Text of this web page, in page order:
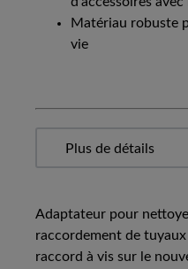
Matériau robuste
vie
Adaptateur pour
raccordement de
raccord à vis sur le